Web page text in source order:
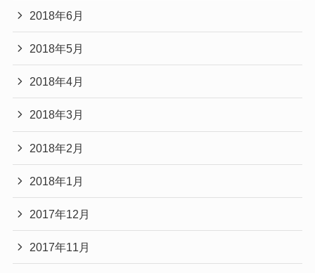
2018年6月
2018年5月
2018年4月
2018年3月
2018年2月
2018年1月
2017年12月
2017年11月